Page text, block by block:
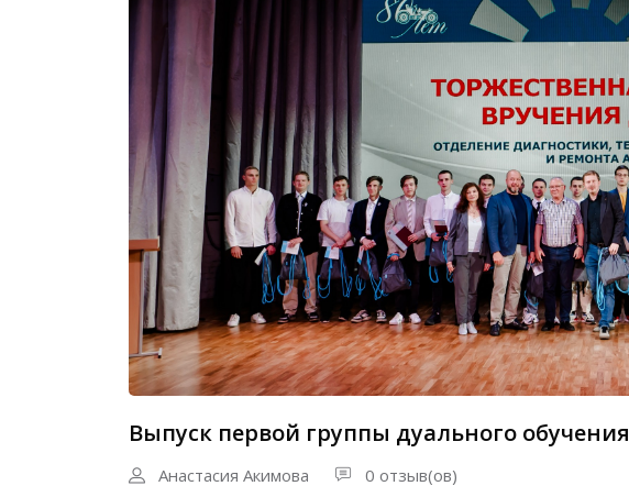
Выпуск первой группы дуального обучения
Анастасия Акимова 0 отзыв(ов)